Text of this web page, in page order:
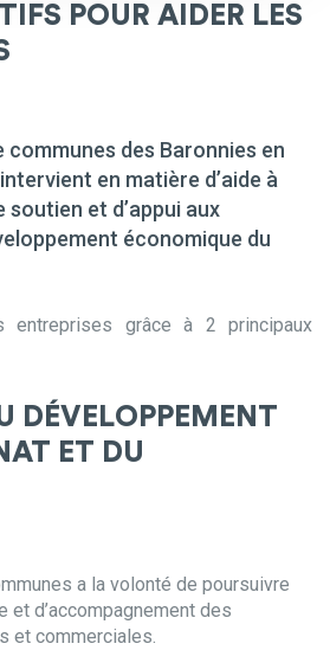
entreprises
POUR AIDER LES
communes des Baronnies en
en matière d’aide à
soutien et d’appui aux
économique du
entreprises grâce à 2 principaux
DÉVELOPPEMENT
ET DU
a la volonté de poursuivre
et d’accompagnement des
et commerciales.